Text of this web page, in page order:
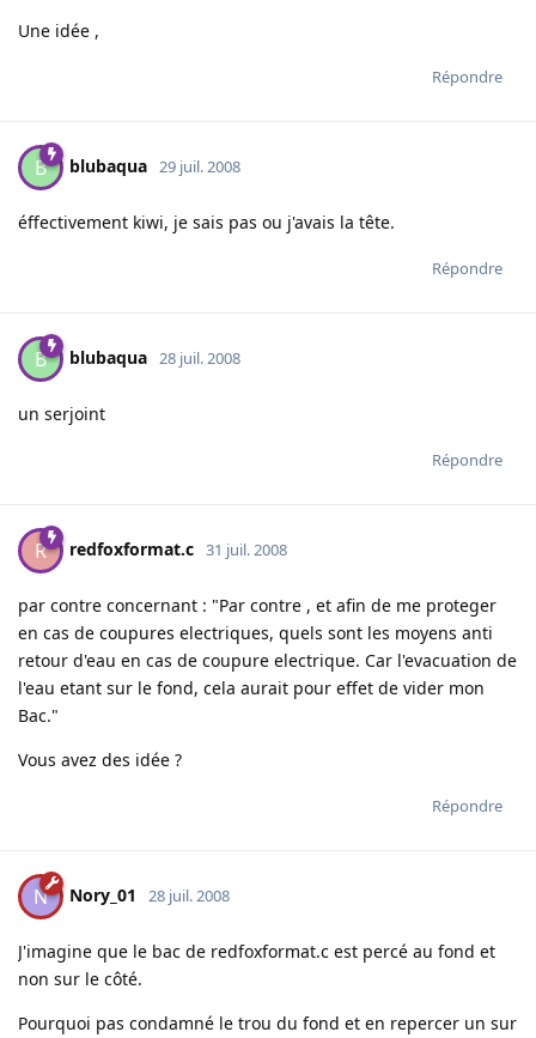
Une idée ,
Répondre
B blubaqua 29 juil. 2008
éffectivement kiwi, je sais pas ou j'avais la tête.
Répondre
B blubaqua 28 juil. 2008
un serjoint
Répondre
R redfoxformat.c 31 juil. 2008
par contre concernant : "Par contre , et afin de me proteger
en cas de coupures electriques, quels sont les moyens anti
retour d'eau en cas de coupure electrique. Car l'evacuation de
l'eau etant sur le fond, cela aurait pour effet de vider mon
Bac."
Vous avez des idée ?
Répondre
N Nory_01 28 juil. 2008
J'imagine que le bac de redfoxformat.c est percé au fond et
non sur le côté.
Pourquoi pas condamné le trou du fond et en repercer un sur